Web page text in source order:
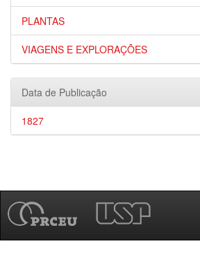
PLANTAS
VIAGENS E EXPLORAÇÕES
Data de Publicação
1827